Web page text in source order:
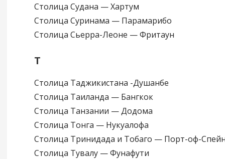
Столица Судана — Хартум
Столица Суринама — Парамарибо
Столица Сьерра-Леоне — Фритаун
Т
Столица Таджикистана -Душанбе
Столица Таиланда — Бангкок
Столица Танзании — Додома
Столица Тонга — Нукуалофа
Столица Тринидада и Тобаго — Порт-оф-
Столица Тувалу — Фунафути